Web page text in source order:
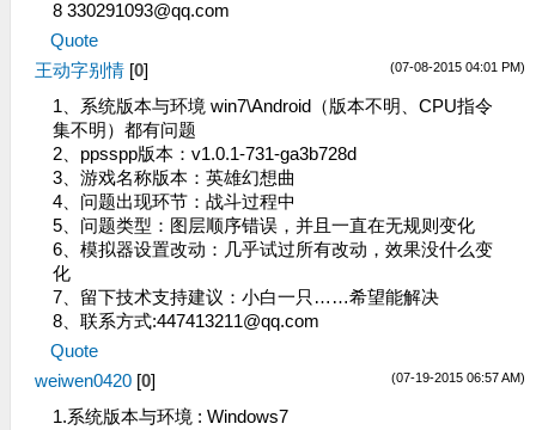
8 330291093@qq.com
Quote
(07-08-2015 04:01 PM)
王动字别情 [0]
1、系统版本与环境 win7\Android（版本不明、CPU指令
集不明）都有问题
2、ppsspp版本：v1.0.1-731-ga3b728d
3、游戏名称版本：英雄幻想曲
4、问题出现环节：战斗过程中
5、问题类型：图层顺序错误，并且一直在无规则变化
6、模拟器设置改动：几乎试过所有改动，效果没什么变
化
7、留下技术支持建议：小白一只……希望能解决
8、联系方式:447413211@qq.com
Quote
(07-19-2015 06:57 AM)
weiwen0420 [0]
1.系统版本与环境 : Windows7